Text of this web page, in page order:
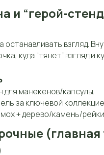
и “герой-
останавливать взгляд.
куда “тянет” взгляд и
манекенов/капсулы,
за ключевой
+ дерево/камень/
(главная